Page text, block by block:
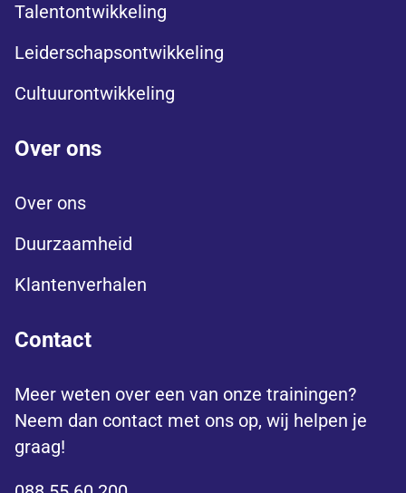
Talentontwikkeling
Leiderschapsontwikkeling
Cultuurontwikkeling
Over ons
Over ons
Duurzaamheid
Klantenverhalen
Contact
Meer weten over een van onze trainingen?
Neem dan contact met ons op, wij helpen je
graag!